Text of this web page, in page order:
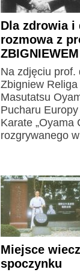
Dla zdrowia i
rozmowa z
Na zdjęciu prof.
Zbigniew Religa
Masutatsu
Pucharu
Karate „Oyama
rozgrywanego
Miejsce
spoczynku